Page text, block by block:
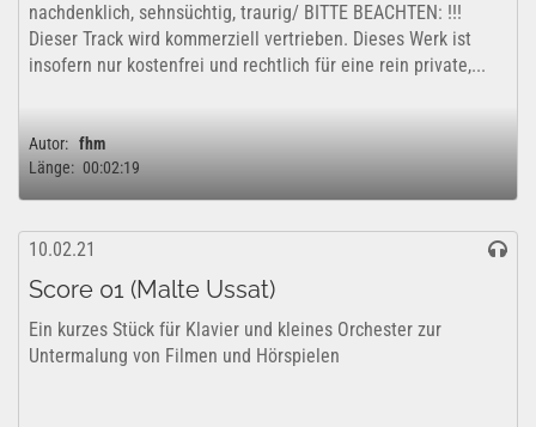
nachdenklich, sehnsüchtig, traurig/ BITTE BEACHTEN: !!!
Dieser Track wird kommerziell vertrieben. Dieses Werk ist
insofern nur kostenfrei und rechtlich für eine rein private,...
Autor: fhm
Länge: 00:02:19
10.02.21
Score 01 (Malte Ussat)
Ein kurzes Stück für Klavier und kleines Orchester zur
Untermalung von Filmen und Hörspielen